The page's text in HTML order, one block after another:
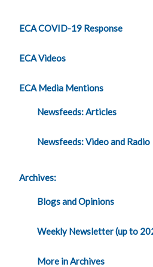
ECA COVID-19 Response
ECA Videos
ECA Media Mentions
Newsfeeds: Articles
Newsfeeds: Video and Radio
Archives:
Blogs and Opinions
Weekly Newsletter (up to
More in Archives